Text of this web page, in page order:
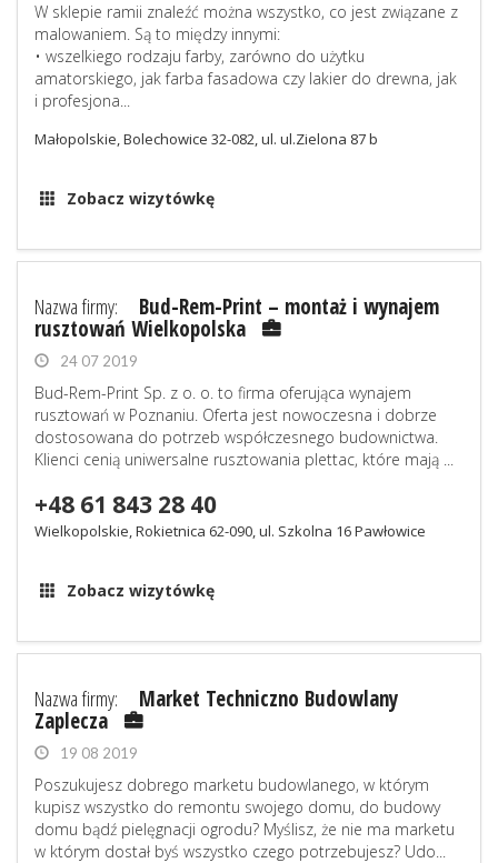
W sklepie ramii znaleźć można wszystko, co jest związane z
malowaniem. Są to między innymi:
• wszelkiego rodzaju farby, zarówno do użytku
amatorskiego, jak farba fasadowa czy lakier do drewna, jak
i profesjona...
Małopolskie, Bolechowice 32-082, ul. ul.Zielona 87 b
Zobacz wizytówkę
Nazwa firmy: Bud-Rem-Print – montaż i wynajem
rusztowań Wielkopolska
24 07 2019
Bud-Rem-Print Sp. z o. o. to firma oferująca wynajem
rusztowań w Poznaniu. Oferta jest nowoczesna i dobrze
dostosowana do potrzeb współczesnego budownictwa.
Klienci cenią uniwersalne rusztowania plettac, które mają ...
+48 61 843 28 40
Wielkopolskie, Rokietnica 62-090, ul. Szkolna 16 Pawłowice
Zobacz wizytówkę
Nazwa firmy: Market Techniczno Budowlany
Zaplecza
19 08 2019
Poszukujesz dobrego marketu budowlanego, w którym
kupisz wszystko do remontu swojego domu, do budowy
domu bądź pielęgnacji ogrodu? Myślisz, że nie ma marketu
w którym dostał byś wszystko czego potrzebujesz? Udo...